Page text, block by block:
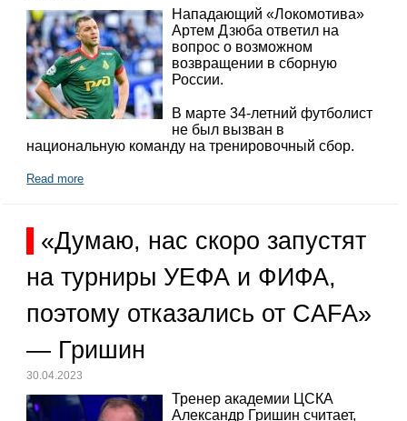
Нападающий «Локомотива»
Артем Дзюба ответил на
вопрос о возможном
возвращении в сборную
России.
В марте 34-летний футболист
не был вызван в
национальную команду на тренировочный сбор.
Read more
«Думаю, нас скоро запустят
на турниры УЕФА и ФИФА,
поэтому отказались от CAFA»
— Гришин
30.04.2023
Тренер академии ЦСКА
Александр Гришин считает,